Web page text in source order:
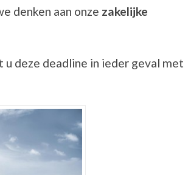
denken aan onze zakelijke
deze deadline in ieder geval met